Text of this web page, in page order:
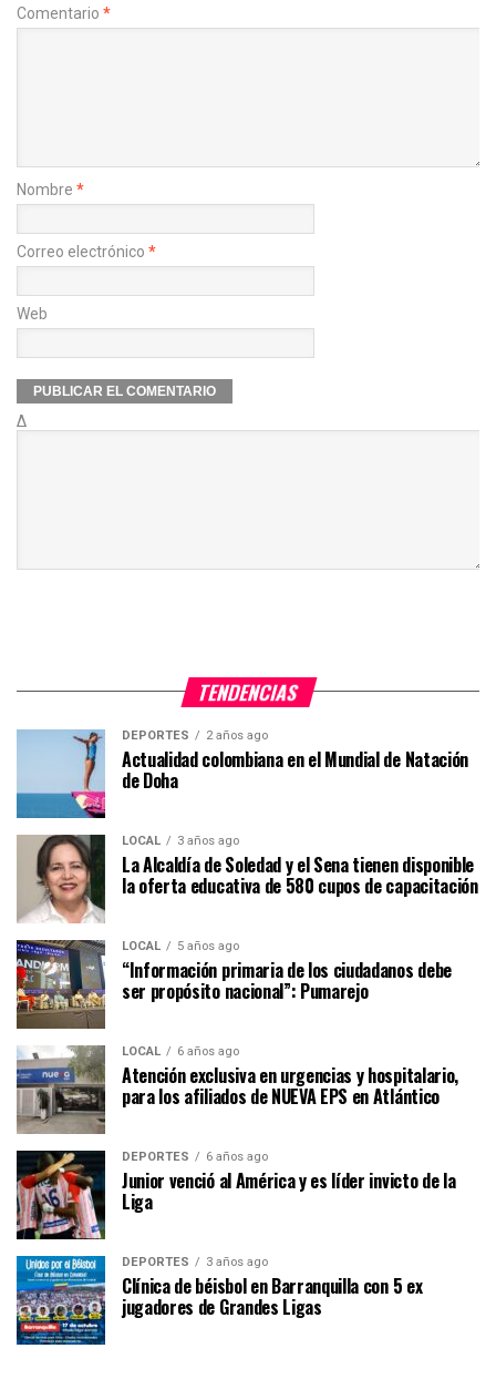
Comentario *
Nombre *
Correo electrónico *
Web
Δ
TENDENCIAS
DEPORTES 2 años ago
Actualidad colombiana en el Mundial de Natación
de Doha
LOCAL 3 años ago
La Alcaldía de Soledad y el Sena tienen disponible
la oferta educativa de 580 cupos de capacitación
LOCAL 5 años ago
“Información primaria de los ciudadanos debe
ser propósito nacional”: Pumarejo
LOCAL 6 años ago
Atención exclusiva en urgencias y hospitalario,
para los afiliados de NUEVA EPS en Atlántico
DEPORTES 6 años ago
Junior venció al América y es líder invicto de la
Liga
DEPORTES 3 años ago
Clínica de béisbol en Barranquilla con 5 ex
jugadores de Grandes Ligas